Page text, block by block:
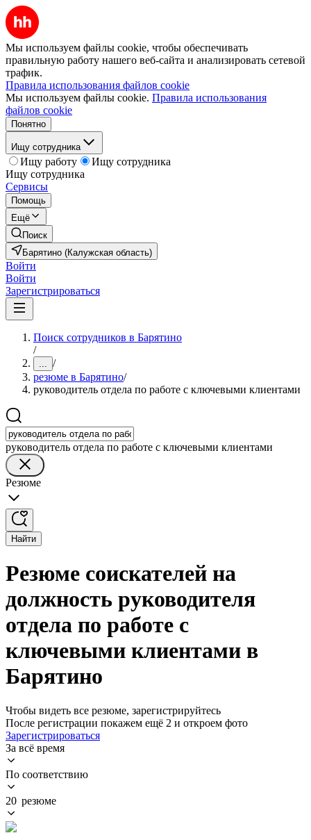
Мы используем файлы cookie, чтобы обеспечивать
правильную работу нашего веб-сайта и анализировать сетевой
трафик.
Правила использования файлов cookie
Мы используем файлы cookie. Правила использования
файлов cookie
Понятно
Ищу сотрудника
Ищу работу
Ищу сотрудника
Ищу сотрудника
Сервисы
Помощь
Ещё
Поиск
Барятино (Калужская область)
Войти
Войти
Зарегистрироваться
Поиск сотрудников в Барятино
/
... /
резюме в Барятино/
руководитель отдела по работе с ключевыми клиентами
руководитель отдела по работе с ключевыми клиентами
Резюме
Найти
Резюме соискателей на
должность руководителя
отдела по работе с
ключевыми клиентами в
Барятино
Чтобы видеть все резюме, зарегистрируйтесь
После регистрации покажем ещё 2 и откроем фото
Зарегистрироваться
За всё время
По соответствию
20 резюме